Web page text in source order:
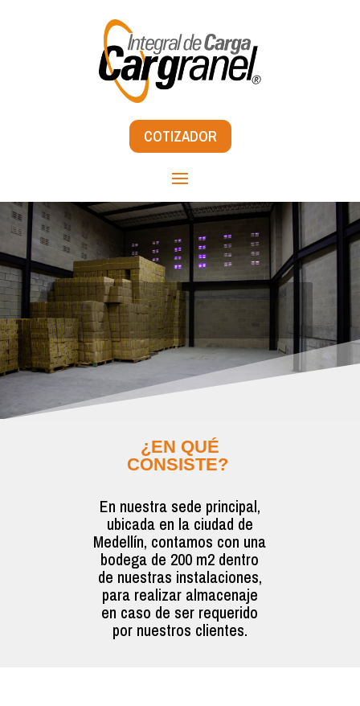
COTIZADOR
¿EN QUÉ
CONSISTE?
En nuestra sede principal,
ubicada en la ciudad de
Medellín, contamos con una
bodega de 200 m2 dentro
de nuestras instalaciones,
para realizar almacenaje
en caso de ser requerido
por nuestros clientes.